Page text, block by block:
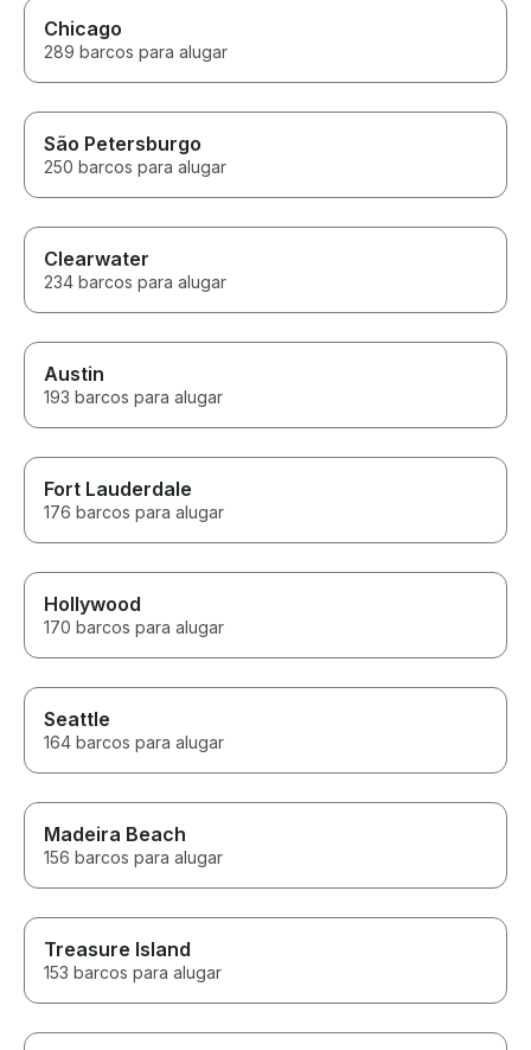
Chicago
289 barcos para alugar
São Petersburgo
250 barcos para alugar
Clearwater
234 barcos para alugar
Austin
193 barcos para alugar
Fort Lauderdale
176 barcos para alugar
Hollywood
170 barcos para alugar
Seattle
164 barcos para alugar
Madeira Beach
156 barcos para alugar
Treasure Island
153 barcos para alugar